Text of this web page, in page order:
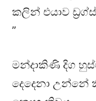
කලින් එයාව
”
මන්දාකිණි දිග
දෙදෙනා උන්නේ